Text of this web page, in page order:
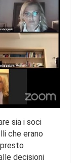
sia i soci
che erano
decisioni